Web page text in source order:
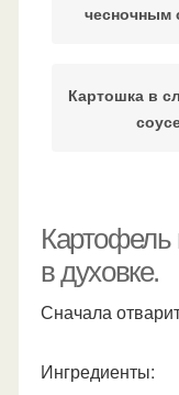
чесночным
Картошка в
Соус в
Картофель
в духовке.
Сначала
Ингредиенты: